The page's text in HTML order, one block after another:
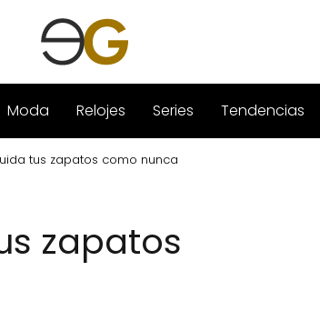
Moda Relojes Series Tendencias
tus zapatos como nunca
zapatos